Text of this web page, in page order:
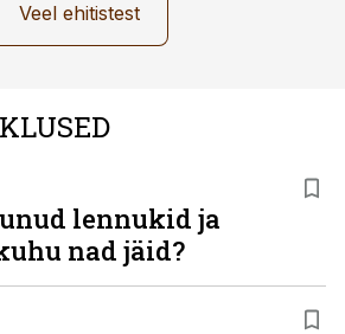
Veel ehitistest
lennukid ja
nad jäid?